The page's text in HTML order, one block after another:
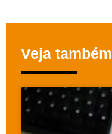
Veja também